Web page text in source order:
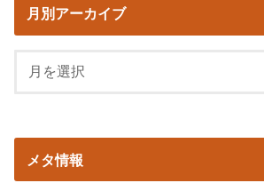
月別アーカイブ
メタ情報